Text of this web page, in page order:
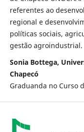
referentes ao
regional e
políticas sociais,
gestão agroindustrial.
Sonia Bottega,
Chapecó
Graduanda no Curso